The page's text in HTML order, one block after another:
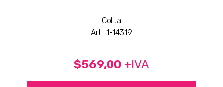
Colita
Art.: 1-14319
$569,00 +IVA